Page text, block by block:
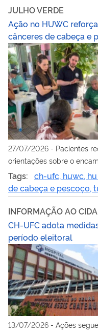
JULHO VERDE
Ação no HUWC
cânceres de cabeça e
27/07/2026 - Pacientes
orientações sobre o
especializados
Tags: ch-ufc, huwc,
de cabeça e pescoço,
INFORMAÇÃO AO
CH-UFC adota
período eleitoral
13/07/2026 - Ações